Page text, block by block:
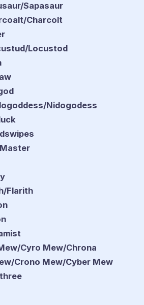
Sapasaur
Charcolt
Locustod
Nidogodess
Flarith
Cyro Mew/Chrona
Crono Mew/Cyber Mew